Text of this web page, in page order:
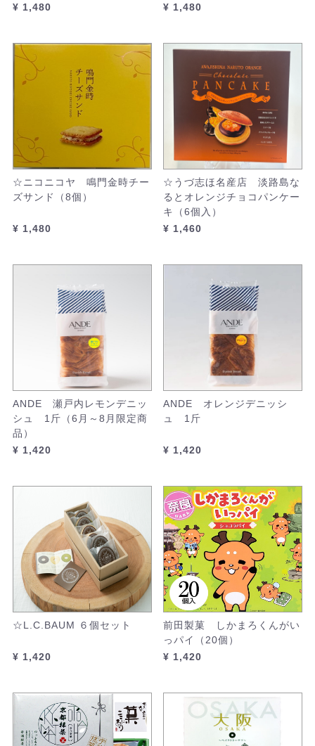
¥ 1,480
¥ 1,480
☆ニコニコヤ 鳴門金時チー
ズサンド（8個）
¥ 1,480
☆うづ志ほ名産店 淡路島な
るとオレンジチョコパンケー
キ（6個入）
¥ 1,460
ANDE 瀬戸内レモンデニッ
シュ 1斤（6月～8月限定商
品）
¥ 1,420
ANDE オレンジデニッシ
ュ 1斤
¥ 1,420
☆L.C.BAUM ６個セット
¥ 1,420
前田製菓 しかまろくんがい
っパイ（20個）
¥ 1,420